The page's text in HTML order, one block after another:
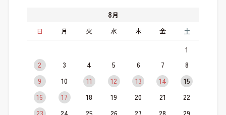
8月
日
月 火 水 木 金 土
1
2
3 4 5 6 7
8
9
10 11 12 13 14
15
16
17 18 19 20 21
22
23
24 25 26 27 28
29